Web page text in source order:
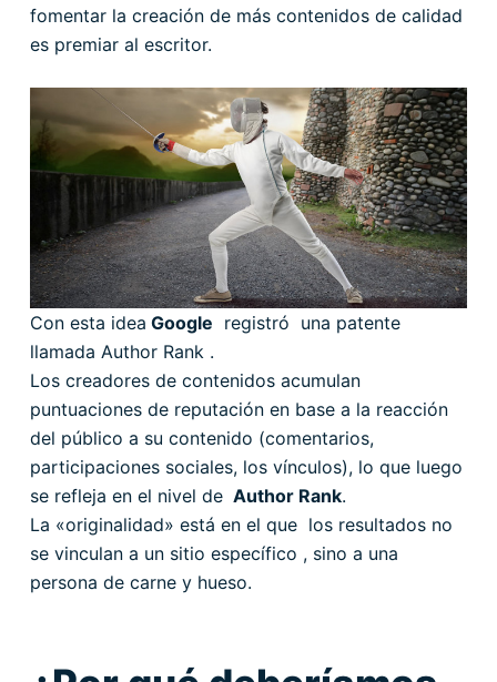
fomentar la creación de más contenidos de calidad
es premiar al escritor.
Con esta idea Google registró una patente
llamada Author Rank .
Los creadores de contenidos acumulan
puntuaciones de reputación en base a la reacción
del público a su contenido (comentarios,
participaciones sociales, los vínculos), lo que luego
se refleja en el nivel de Author Rank.
La «originalidad» está en el que los resultados no
se vinculan a un sitio específico , sino a una
persona de carne y hueso.